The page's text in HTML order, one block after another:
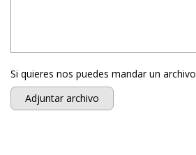
Si quieres nos puedes mandar un archivo
Adjuntar archivo